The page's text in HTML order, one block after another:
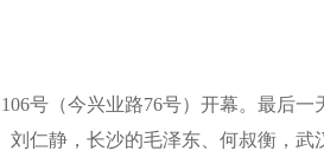
（今兴业路76号）开幕。最后一
仁静，长沙的毛泽东、何叔衡，